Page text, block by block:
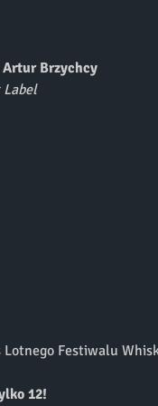
Brzychcy
Festiwalu
12!